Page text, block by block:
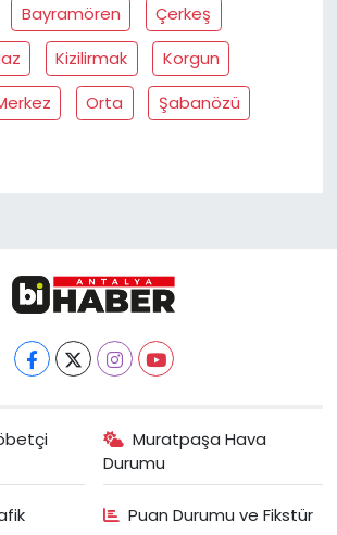
Bayramören
Çerkeş
Kizilirmak
Korgun
Orta
Şabanözü
Muratpaşa Hava
Durumu
Puan Durumu ve Fikstür